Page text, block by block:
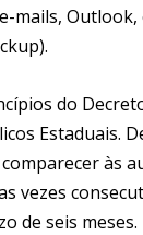
mails,
do
Estaduais.
às
vezes
de seis meses.